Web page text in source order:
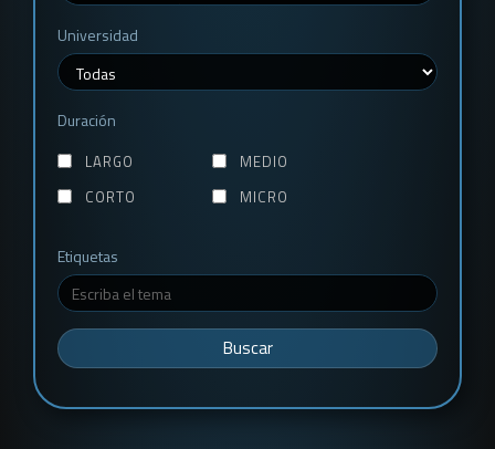
Universidad
Duración
LARGO
MEDIO
CORTO
MICRO
Etiquetas
Buscar